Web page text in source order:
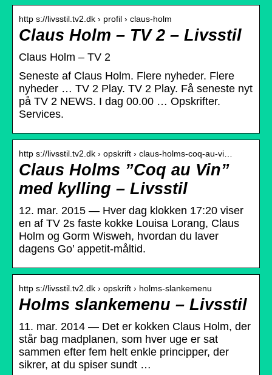
http s://livsstil.tv2.dk › profil › claus-holm
Claus Holm – TV 2 – Livsstil
Claus Holm – TV 2
Seneste af Claus Holm. Flere nyheder. Flere
nyheder … TV 2 Play. TV 2 Play. Få seneste nyt
på TV 2 NEWS. I dag 00.00 … Opskrifter.
Services.
http s://livsstil.tv2.dk › opskrift › claus-holms-coq-au-vi…
Claus Holms ”Coq au Vin”
med kylling – Livsstil
12. mar. 2015 — Hver dag klokken 17:20 viser
en af TV 2s faste kokke Louisa Lorang, Claus
Holm og Gorm Wisweh, hvordan du laver
dagens Go’ appetit-måltid.
http s://livsstil.tv2.dk › opskrift › holms-slankemenu
Holms slankemenu – Livsstil
11. mar. 2014 — Det er kokken Claus Holm, der
står bag madplanen, som hver uge er sat
sammen efter fem helt enkle principper, der
sikrer, at du spiser sundt …